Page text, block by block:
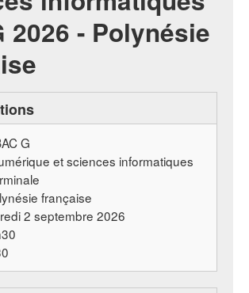
2026 - Polynésie
G
et sciences informatiques
française
2 septembre 2026